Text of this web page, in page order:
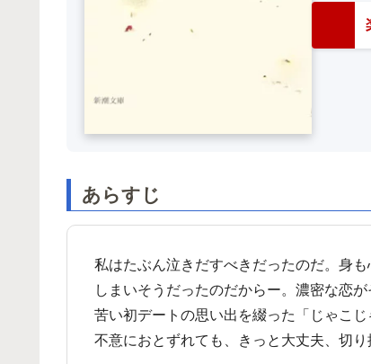
あらすじ
私はたぶん泣きだすべきだったのだ。身
しまいそうだったのだからー。濃密な恋
苦い初デートの思い出を綴った「じゃこ
不意におとずれても、きっと大丈夫、切